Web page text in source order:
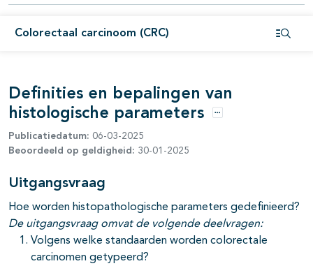
Colorectaal carcinoom (CRC)
open- en dichtklappen
Definities en bepalingen van
histologische parameters
Opties
Publicatiedatum: 06-03-2025
Beoordeeld op geldigheid: 30-01-2025
Uitgangsvraag
Hoe worden histopathologische parameters gedefinieerd?
De uitgangsvraag omvat de volgende deelvragen:
Volgens welke standaarden worden colorectale
carcinomen getypeerd?